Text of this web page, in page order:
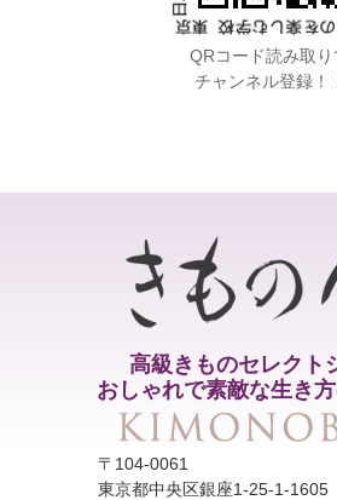
QRコード読み取り
チャンネル登録！
高級きものセレクト
おしゃれで素敵な生き
〒104-0061
東京都中央区銀座1-25-1-1605